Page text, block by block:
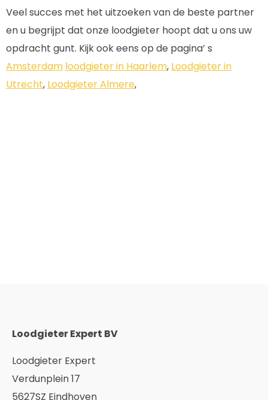
Veel succes met het uitzoeken van de beste partner
en u begrijpt dat onze loodgieter hoopt dat u ons uw
opdracht gunt. Kijk ook eens op de pagina’ s
Amsterdam loodgieter in Haarlem, Loodgieter in
Utrecht, Loodgieter Almere,
Loodgieter Expert BV
Loodgieter Expert
Verdunplein 17
5627SZ Eindhoven